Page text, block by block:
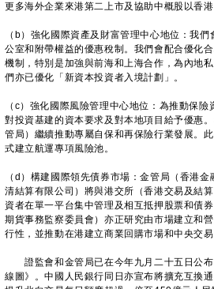
更多海外企業來港第二上市及協助中概股以香港
（b）強化國際資產及財富管理中心地位：我
公室和附帶權益的優惠稅制。我們會配合優化
機制，特別是加強與前海和上海合作，為內地
們亦已優化「新資本投資者入境計劃」。
（c）強化國際風險管理中心地位：為推動保
對投資基建的資本要求及對本地項目給予優惠
管局）繼續推動專屬自保和再保險行業發展。
式建立航運專項風險池。
（d）構建國際領先債券市場：金管局（香港
清結算有限公司）將與港交所（香港交易及結
資者在單一平台集中管理及相互抵押股票和債
期貨事務監察委員會）亦正研究由市場建立和
行性，並推動在港建立商業回購市場和中央交易
證監會和金管局已在今年九月二十五日公布
線圖》。中國人民銀行同日亦宣布將擴充互換